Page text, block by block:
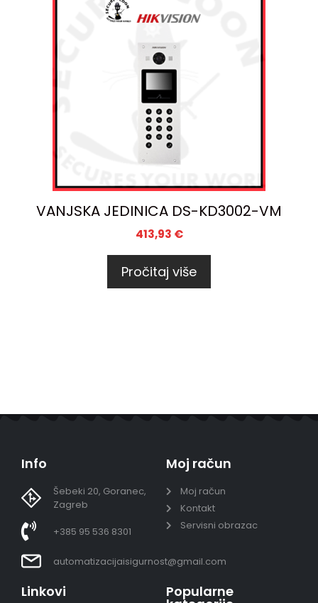
VANJSKA JEDINICA DS-KD3002-VM
413,93 €
Pročitaj više
Info
Šebeki 20, Goranec,
Zagreb
+385 95 536 8301
automatizacijaisigurnost@gmail.com
Moj račun
Moj račun
Kontakt
Servisni obrazac
Linkovi Popularne